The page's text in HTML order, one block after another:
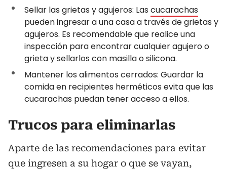
Sellar las grietas y agujeros: Las cucarachas
pueden ingresar a una casa a través de grietas y
agujeros. Es recomendable que realice una
inspección para encontrar cualquier agujero o
grieta y sellarlos con masilla o silicona.
Mantener los alimentos cerrados: Guardar la
comida en recipientes herméticos evita que las
cucarachas puedan tener acceso a ellos.
Trucos para eliminarlas
Aparte de las recomendaciones para evitar
que ingresen a su hogar o que se vayan,